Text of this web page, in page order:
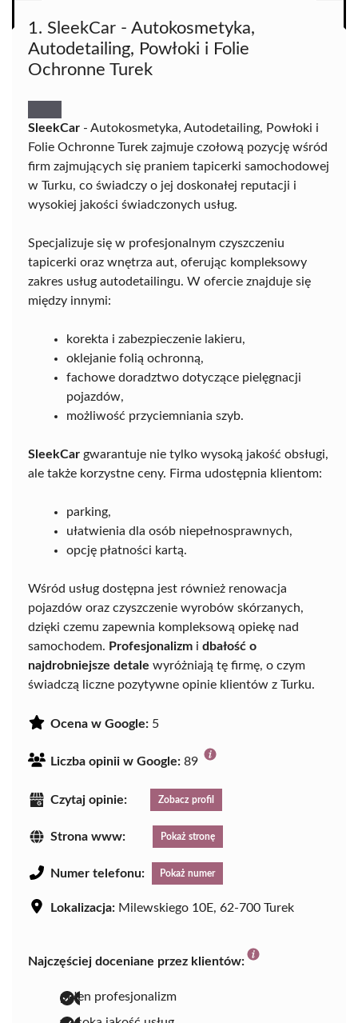
1. SleekCar - Autokosmetyka,
Autodetailing, Powłoki i Folie
Ochronne Turek
SleekCar - Autokosmetyka, Autodetailing, Powłoki i
Folie Ochronne Turek zajmuje czołową pozycję wśród
firm zajmujących się praniem tapicerki samochodowej
w Turku, co świadczy o jej doskonałej reputacji i
wysokiej jakości świadczonych usług.
Specjalizuje się w profesjonalnym czyszczeniu
tapicerki oraz wnętrza aut, oferując kompleksowy
zakres usług autodetailingu. W ofercie znajduje się
między innymi:
korekta i zabezpieczenie lakieru,
oklejanie folią ochronną,
fachowe doradztwo dotyczące pielęgnacji
pojazdów,
możliwość przyciemniania szyb.
SleekCar gwarantuje nie tylko wysoką jakość obsługi,
ale także korzystne ceny. Firma udostępnia klientom:
parking,
ułatwienia dla osób niepełnosprawnych,
opcję płatności kartą.
Wśród usług dostępna jest również renowacja
pojazdów oraz czyszczenie wyrobów skórzanych,
dzięki czemu zapewnia kompleksową opiekę nad
samochodem. Profesjonalizm i dbałość o
najdrobniejsze detale wyróżniają tę firmę, o czym
świadczą liczne pozytywne opinie klientów z Turku.
Ocena w Google: 5
Liczba opinii w Google: 89
Czytaj opinie: Zobacz profil
Strona www: Pokaż stronę
Numer telefonu: Pokaż numer
Lokalizacja: Milewskiego 10E, 62-700 Turek
Najczęściej doceniane przez klientów:
pełen profesjonalizm